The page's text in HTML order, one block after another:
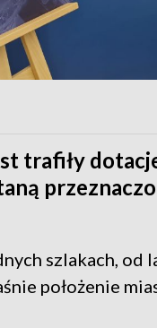
trafiły
szlakach, od
położenie